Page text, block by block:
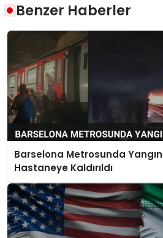
Benzer Haberler
Barselona Metrosunda Yangın
Hastaneye Kaldırıldı